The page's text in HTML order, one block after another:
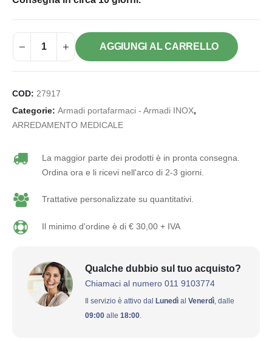
AGGIUNGI AL CARRELLO
COD: 27917
Categorie: Armadi portafarmaci - Armadi INOX,
ARREDAMENTO MEDICALE
La maggior parte dei prodotti è in pronta consegna.
Ordina ora e li ricevi nell'arco di 2-3 giorni.
Trattative personalizzate su quantitativi.
Il minimo d'ordine è di € 30,00 + IVA
Qualche dubbio sul tuo acquisto?
Chiamaci al numero 011 9103774
Il servizio è attivo dal Lunedì al Venerdì , dalle
09:00 alle 18:00